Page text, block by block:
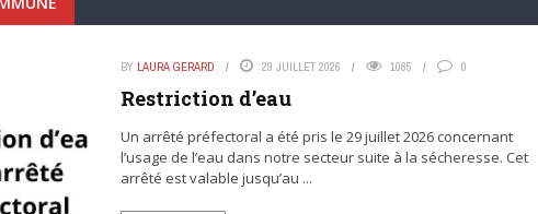
BY LAURA GERARD 29 JUILLET 2026 1085 0
Restriction d’eau
Un arrêté préfectoral a été pris le 29 juillet 2026 concernant
l’usage de l’eau dans notre secteur suite à la sécheresse. Cet
arrêté est valable jusqu’au ...